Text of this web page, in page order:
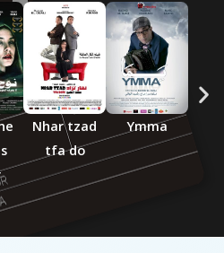
Nhar tzad
tfa do
Ymma